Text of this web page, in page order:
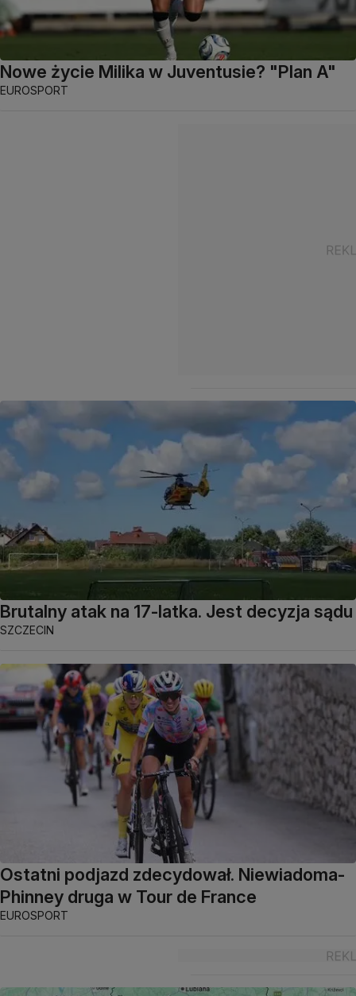
Nowe życie Milika w Juventusie? "Plan A"
EUROSPORT
Brutalny atak na 17-latka. Jest decyzja sądu
SZCZECIN
Ostatni podjazd zdecydował. Niewiadoma-
Phinney druga w Tour de France
EUROSPORT